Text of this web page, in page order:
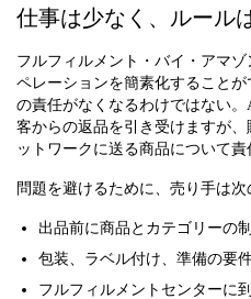
仕事は少なく、ルール
フルフィルメント・バイ・アマ
ペレーションを簡素化すること
の責任がなくなるわけではない
客からの返品を引き受けますが
ットワークに送る商品について責
問題を避けるために、売り手は次
出品前に商品とカテゴリーの
包装、ラベル付け、準備の要
フルフィルメントセンターに